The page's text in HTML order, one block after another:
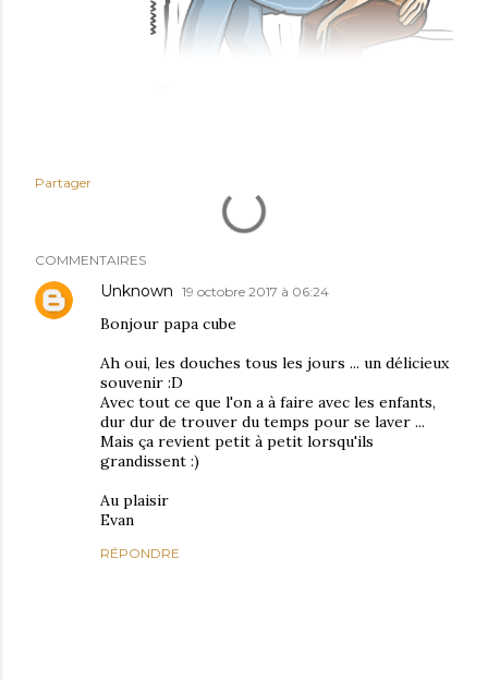
Partager
COMMENTAIRES
Unknown 19 octobre 2017 à 06:24
Bonjour papa cube
Ah oui, les douches tous les jours ... un délicieux
souvenir :D
Avec tout ce que l'on a à faire avec les enfants,
dur dur de trouver du temps pour se laver ...
Mais ça revient petit à petit lorsqu'ils
grandissent :)
Au plaisir
Evan
RÉPONDRE